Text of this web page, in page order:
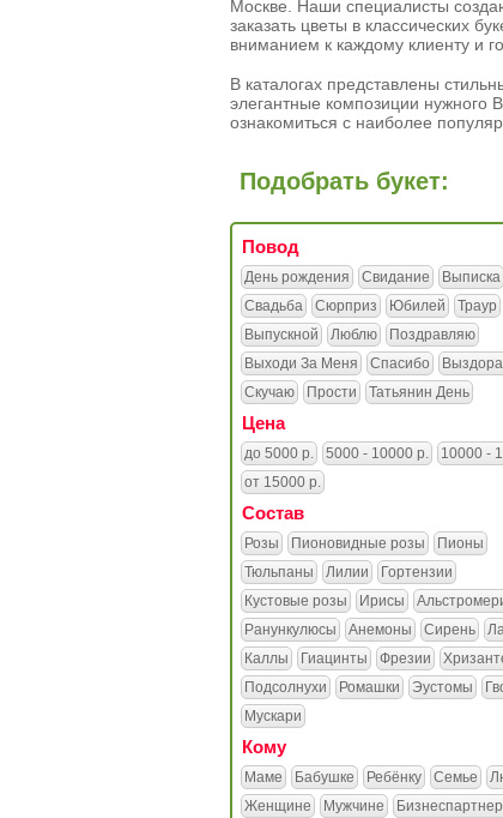
Москве. Наши специалисты
заказать цветы в классических
вниманием к каждому клиенту и
В каталогах представлены
элегантные композиции
ознакомиться с наиболее
Подобрать букет:
Повод
День рождения Свидание
Выписка
Свадьба
Сюрприз Юбилей
Траур
Выпускной
Люблю
Поздравляю
Выходи За Меня
Спасибо
Скучаю
Прости Татьянин День
Цена
до 5000 р. 5000 - 10000 р.
10000 -
от 15000 р.
Состав
Розы Пионовидные розы
Пионы
Тюльпаны
Лилии
Гортензии
Кустовые розы
Ирисы
Ранункулюсы
Анемоны Сирень
Каллы
Гиацинты Фрезии
Подсолнухи
Ромашки Эустомы
Мускари
Кому
Маме Бабушке Ребёнку Семье
Женщине
Мужчине